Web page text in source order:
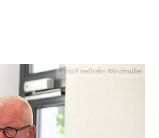
Foto:Friedhelm Windmüller